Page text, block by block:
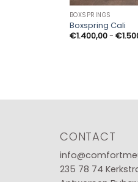
BOXSPRINGS
Boxspring Cali
€1.400,00- €
CONTACT
235 78 74